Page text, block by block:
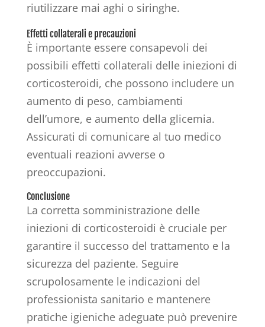
riutilizzare mai aghi o siringhe.
Effetti collaterali e precauzioni
È importante essere consapevoli dei
possibili effetti collaterali delle iniezioni di
corticosteroidi, che possono includere un
aumento di peso, cambiamenti
dell’umore, e aumento della glicemia.
Assicurati di comunicare al tuo medico
eventuali reazioni avverse o
preoccupazioni.
Conclusione
La corretta somministrazione delle
iniezioni di corticosteroidi è cruciale per
garantire il successo del trattamento e la
sicurezza del paziente. Seguire
scrupolosamente le indicazioni del
professionista sanitario e mantenere
pratiche igieniche adeguate può prevenire